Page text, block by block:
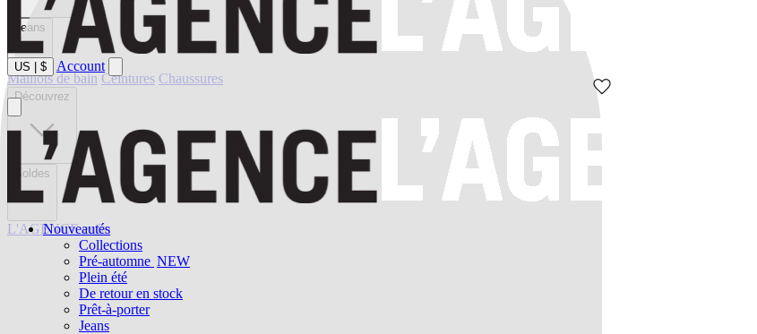
US $ Account
Nouveautés
Collections
Pré-automne NEW
Plein été
De retour en stock
Prêt-à-porter
Jeans
Jeans
Maillots de bain Ceintures Chaussures
Découvrez
Soldes
L'AGENCE enfin